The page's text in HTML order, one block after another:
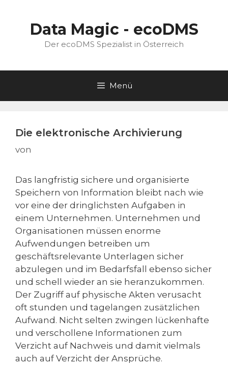
springenData Magic - ecoDMS
Der ecoDMS Spezialist in Österreich
Menü
Die elektronische Archivierung
von
Das langfristig sichere und organisierte
Speichern von Information bleibt nach wie
vor eine der dringlichsten Aufgaben in
einem Unternehmen. Unternehmen und
Organisationen müssen enorme
Aufwendungen betreiben um
geschäftsrelevante Unterlagen sicher
abzulegen und im Bedarfsfall ebenso sicher
und schell wieder an sie heranzukommen.
Der Zugriff auf physische Akten verusacht
oft stunden und tagelangen zusätzlichen
Aufwand. Nicht selten zwingen lückenhafte
und verschollene Informationen zum
Verzicht auf Nachweis und damit vielmals
auch auf Verzicht der Ansprüche.